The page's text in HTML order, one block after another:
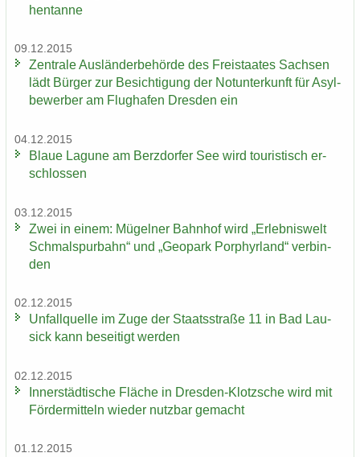
hen­tan­ne
09.12.2015
Zen­tra­le Aus­län­der­be­hör­de des Frei­staa­tes Sach­sen
lädt Bür­ger zur Be­sich­ti­gung der Not­un­ter­kunft für Asyl­
be­wer­ber am Flug­ha­fen Dres­den ein
04.12.2015
Blaue La­gu­ne am Berz­dor­fer See wird tou­ris­tisch er­
schlos­sen
03.12.2015
Zwei in einem: Mü­gel­ner Bahn­hof wird „Er­leb­nis­welt
Schmal­spur­bahn“ und „Geo­park Por­phyr­land“ ver­bin­
den
02.12.2015
Un­fall­quel­le im Zuge der Staats­stra­ße 11 in Bad Lau­
sick kann be­sei­tigt wer­den
02.12.2015
In­ner­städ­ti­sche Flä­che in Dresden-​Klotzsche wird mit
För­der­mit­teln wie­der nutz­bar ge­macht
01.12.2015